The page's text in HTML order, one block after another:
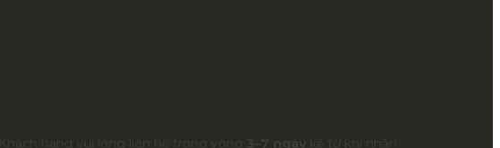
hàng vui lòng liên hệ trong vòng 3–7 ngày kể từ khi nhận